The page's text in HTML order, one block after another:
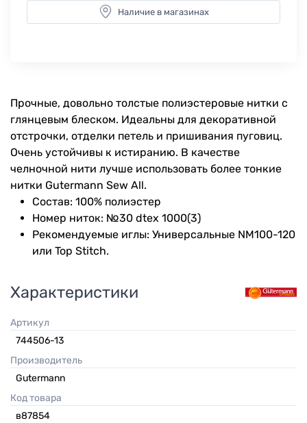
Наличие в магазинах
Прочные, довольно толстые полиэстеровые нитки с
глянцевым блеском. Идеальны для декоративной
отстрочки, отделки петель и пришивания пуговиц.
Очень устойчивы к истиранию. В качестве
челночной нити лучше использовать более тонкие
нитки Gutermann Sew All.
Состав: 100% полиэстер
Номер ниток: №30 dtex 1000(3)
Рекомендуемые иглы: Универсальные NM100-120
или Top Stitch.
Характеристики
Артикул
744506-13
Производитель
Gutermann
Код товара
в87854